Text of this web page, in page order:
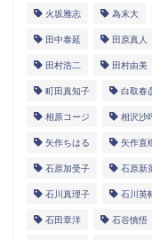
火坂雅志 為末大
田中泰延 田原真人
田村浩二 田村由美
町田真知子 白取春
相原コージ 相沢沙
矢作ちはる 矢作直
石原加受子 石原新
石川真理子 石川英
石田章洋 石谷慎悟